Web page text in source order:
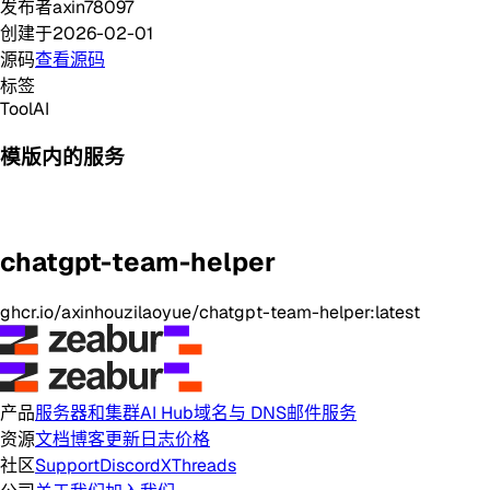
发布者axin78097
创建于2026-02-01
源码查看源码
标签
ToolAI
模版内的服务
chatgpt-team-helper
ghcr.io/axinhouzilaoyue/chatgpt-team-helper:latest
产品服务器和集群AI Hub域名与 DNS邮件服务
资源文档博客更新日志价格
社区SupportDiscordXThreads